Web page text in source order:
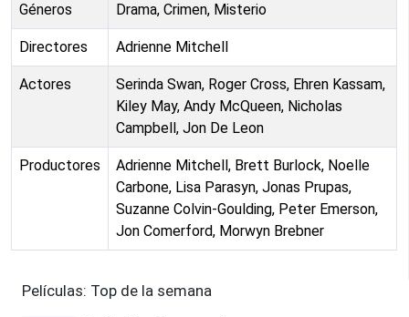
Géneros Drama, Crimen, Misterio
Directores Adrienne Mitchell
Actores
Serinda Swan, Roger Cross, Ehren Kassam,
Kiley May, Andy McQueen, Nicholas
Campbell, Jon De Leon
Productores
Adrienne Mitchell, Brett Burlock, Noelle
Carbone, Lisa Parasyn, Jonas Prupas,
Suzanne Colvin-Goulding, Peter Emerson,
Jon Comerford, Morwyn Brebner
Películas: Top de la semana